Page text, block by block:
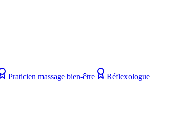
Praticien massage bien-être
Réflexologue